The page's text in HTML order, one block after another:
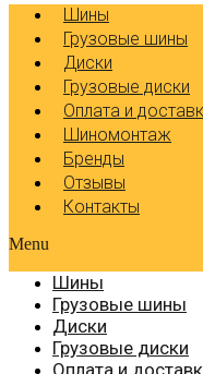
Шины
Грузовые шины
Диски
Грузовые диски
Оплата и
Шиномонтаж
Бренды
Отзывы
Контакты
Menu
Шины
Грузовые шины
Диски
Грузовые диски
Оплата и